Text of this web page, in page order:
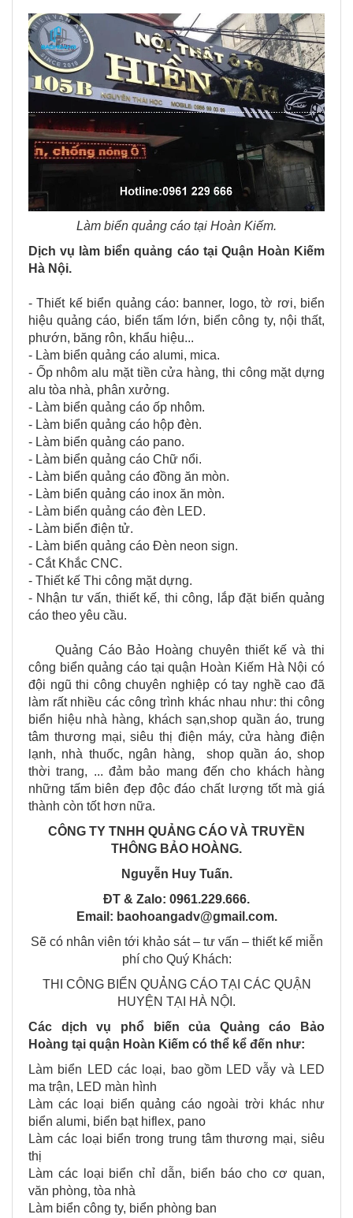
Làm biển quảng cáo tại Hoàn Kiếm.
Dịch vụ làm biển quảng cáo tại Quận Hoàn Kiếm
Hà Nội.
- Thiết kế biển quảng cáo: banner, logo, tờ rơi, biển
hiệu quảng cáo, biển tấm lớn, biển công ty, nội thất,
phướn, băng rôn, khẩu hiệu...
- Làm biển quảng cáo alumi, mica.
- Ốp nhôm alu mặt tiền cửa hàng, thi công mặt dựng
alu tòa nhà, phân xưởng.
- Làm biển quảng cáo ốp nhôm.
- Làm biển quảng cáo hộp đèn.
- Làm biển quảng cáo pano.
- Làm biển quảng cáo Chữ nổi.
- Làm biển quảng cáo đồng ăn mòn.
- Làm biển quảng cáo inox ăn mòn.
- Làm biển quảng cáo đèn LED.
- Làm biển điện tử.
- Làm biển quảng cáo Đèn neon sign.
- Cắt Khắc CNC.
- Thiết kế Thi công mặt dựng.
- Nhận tư vấn, thiết kế, thi công, lắp đặt biển quảng
cáo theo yêu cầu.
Quảng Cáo Bảo Hoàng chuyên thiết kế và thi
công biển quảng cáo tại quận Hoàn Kiếm Hà Nội có
đội ngũ thi công chuyên nghiệp có tay nghề cao đã
làm rất nhiều các công trình khác nhau như: thi công
biển hiệu nhà hàng, khách sạn,shop quần áo, trung
tâm thương mại, siêu thị điện máy, cửa hàng điện
lạnh, nhà thuốc, ngân hàng, shop quần áo, shop
thời trang, ... đảm bảo mang đến cho khách hàng
những tấm biên đẹp độc đáo chất lượng tốt mà giá
thành còn tốt hơn nữa.
CÔNG TY TNHH QUẢNG CÁO VÀ TRUYỀN
THÔNG BẢO HOÀNG.
Nguyễn Huy Tuấn.
ĐT & Zalo: 0961.229.666.
Email: baohoangadv@gmail.com.
Sẽ có nhân viên tới khảo sát – tư vấn – thiết kế miễn
phí cho Quý Khách:
THI CÔNG BIỂN QUẢNG CÁO TẠI CÁC QUẬN
HUYỆN TẠI HÀ NỘI.
Các dịch vụ phổ biến của Quảng cáo Bảo
Hoàng tại quận Hoàn Kiếm có thể kể đến như:
Làm biển LED các loại, bao gồm LED vẫy và LED
ma trận, LED màn hình
Làm các loại biển quảng cáo ngoài trời khác như
biển alumi, biển bạt hiflex, pano
Làm các loại biển trong trung tâm thương mại, siêu
thị
Làm các loại biển chỉ dẫn, biển báo cho cơ quan,
văn phòng, tòa nhà
Làm biển công ty, biển phòng ban